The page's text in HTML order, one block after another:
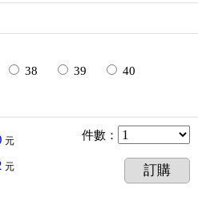
38 39 40
元
元
件數 ：
訂購